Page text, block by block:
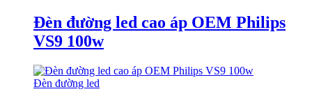
Đèn đường led cao áp OEM Philips
VS9 100w
Đèn đường led